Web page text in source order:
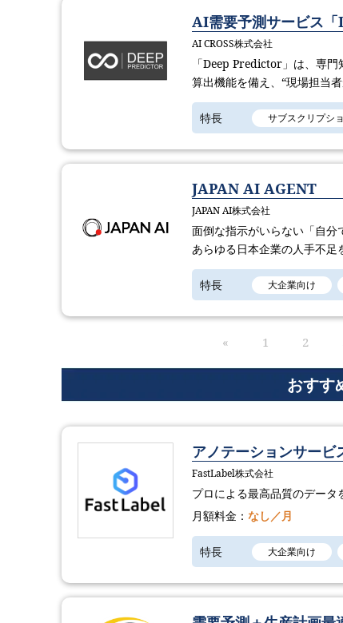
AI需要予測サービス
AI CROSS株式会社
「Deep Predictor」は、専
算出機能を備え、“現場担当
特長 サブスクリプシ
JAPAN AI AGENT
JAPAN AI株式会社
面倒な指示がいらない「自分
あらゆる日本企業の人手不足
特長 大企業向け
« 1 2
おすす
アノテーションサービ
FastLabel株式会社
プロによる最高品質のデータ
月額料金： なし／月
特長 大企業向け